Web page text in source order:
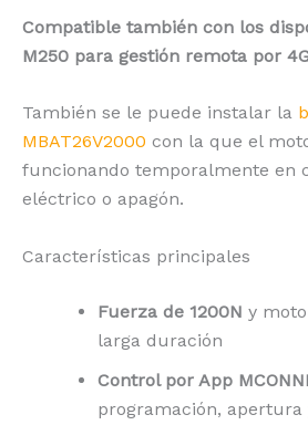
Compatible también con los
M250 para gestión remota por
También se le puede instalar la
MBAT26V2000 con la que el
funcionando temporalmente en
eléctrico o apagón.
Características principales
Fuerza de 1200N y
larga duración
Control por App
programación, apertura